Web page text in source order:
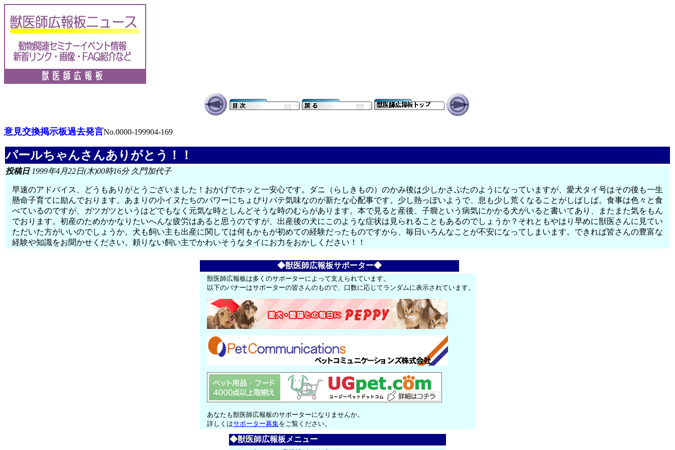
意見交換掲示板過去発言No.0000-199904-169
パールちゃんさんありがとう！！
投稿日1999年4月22日(木)00時16分 久門加代子
早速のアドバイス、どうもありがとうございました！おかげでホッと一安心です。ダニ（らしきもの）のかみ後は少しかさぶたのようになっていますが、愛犬タイ号はその後も一生
懸命子育てに励んでおります。あまりの小イヌたちのパワーにちょぴりバテ気味なのが新たな心配事です。少し熱っぽいようで、息も少し荒くなることがしばしば。食事は色々と食
べているのですが、ガツガツというはどでもなく元気な時としんどそうな時のむらがあります。本で見ると産後、子癇という病気にかかる犬がいると書いてあり、またまた気をもん
でおります。初産のためかかなりたいへんな疲労はあると思うのですが、出産後の犬にこのような症状は見られることもあるのでしょうか？それともやはり早めに獣医さんに見てい
ただいた方がいいのでしょうか。犬も飼い主も出産に関しては何もかもが初めての経験だったものですから、毎日いろんなことが不安になってしまいます。できれば皆さんの豊富な
経験や知識をお聞かせください。頼りない飼い主でかわいそうなタイにお力をおかしください！！
◆獣医師広報板サポーター◆
獣医師広報板は多くのサポーターによって支えられています。
以下のバナーはサポーターの皆さんのもので、口数に応じてランダムに表示されています。
あなたも獣医師広報板のサポーターになりませんか。
詳しくはサポーター募集をご覧ください。
◆獣医師広報板メニュー